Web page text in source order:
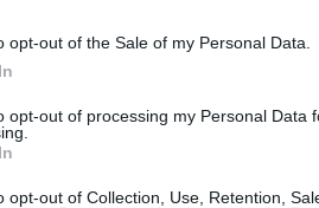
opt-out of the Sale of my Personal Data.
opt-out of processing my Personal Data
opt-out of Collection, Use, Retention,
in Serie B avendo giocato
un rinforzo di valore per
come dimostrato
primo livello. Per la